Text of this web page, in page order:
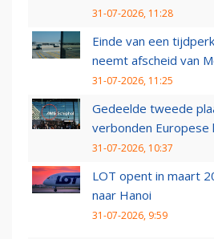
31-07-2026, 11:28
Einde van een
neemt afscheid van
31-07-2026, 11:25
Gedeelde tweede
verbonden Europese
31-07-2026, 10:37
LOT opent in maart
naar Hanoi
31-07-2026, 9:59